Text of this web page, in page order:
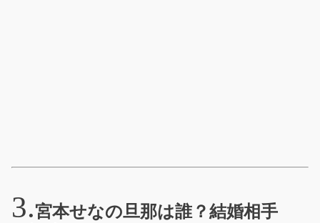
宮本せなの旦那は誰？結婚相手